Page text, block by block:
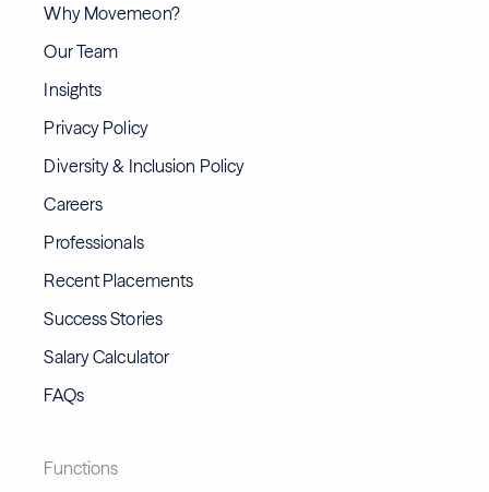
Why Movemeon?
Our Team
Insights
Privacy Policy
Diversity & Inclusion Policy
Careers
Professionals
Recent Placements
Success Stories
Salary Calculator
FAQs
Functions